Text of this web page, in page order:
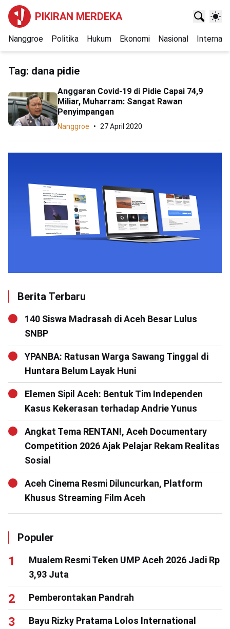
PIKIRAN MERDEKA
Nanggroe Politika Hukum Ekonomi Nasional
Tag: dana pidie
Anggaran Covid-19 di Pidie Capai 74,9
Miliar, Muharram: Sangat Rawan
Penyimpangan
Nanggroe 27 April 2020
Berita Terbaru
140 Siswa Madrasah di Aceh Besar Lulus
SNBP
YPANBA: Ratusan Warga Sawang Tinggal di
Huntara Belum Layak Huni
Elemen Sipil Aceh: Bentuk Tim Independen
Kasus Kekerasan terhadap Andrie Yunus
Angkat Tema RENTAN!, Aceh Documentary
Competition 2026 Ajak Pelajar Rekam Realitas
Sosial
Aceh Cinema Resmi Diluncurkan, Platform
Khusus Streaming Film Aceh
Populer
Mualem Resmi Teken UMP Aceh 2026 Jadi Rp
3,93 Juta
Pemberontakan Pandrah
Bayu Rizky Pratama Lolos International